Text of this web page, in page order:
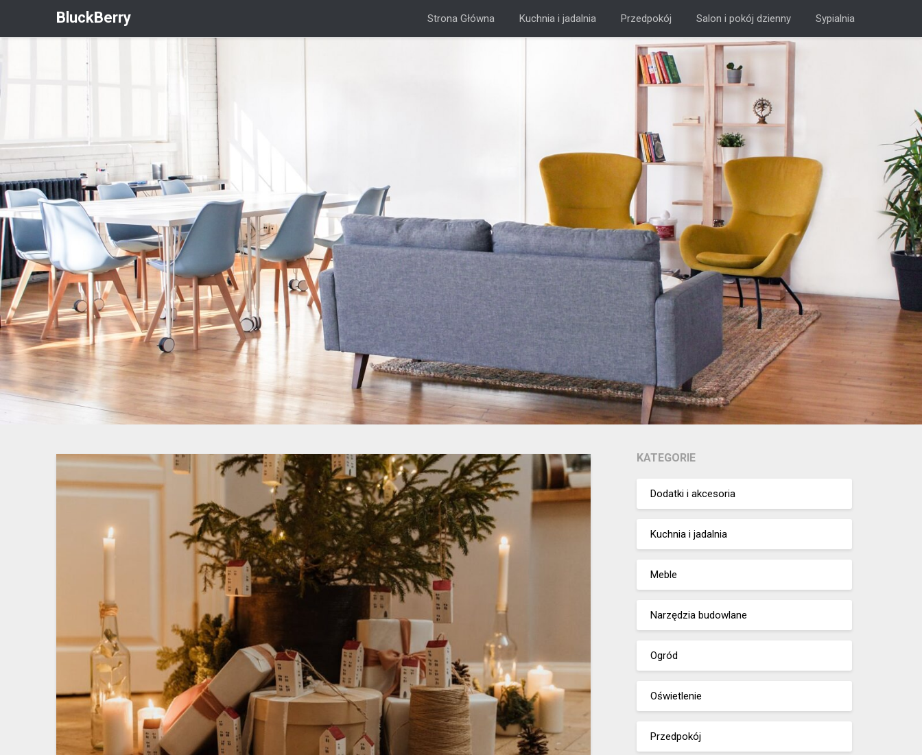
BluckBerry Strona Główna Kuchnia i jadalnia Przedpokój Salon i pokój dzienny Sypialnia
KATEGORIE
Dodatki i akcesoria
Kuchnia i jadalnia
Meble
Narzędzia budowlane
Ogród
Oświetlenie
Przedpokój